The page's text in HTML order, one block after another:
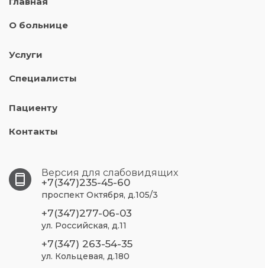
О больнице
Услуги
Специалисты
Пациенту
Контакты
Версия для слабовидящих
+7(347)235-45-60
проспект Октября, д.105/3
+7(347)277-06-03
ул. Российская, д.11
+7(347) 263-54-35
ул. Кольцевая, д.180